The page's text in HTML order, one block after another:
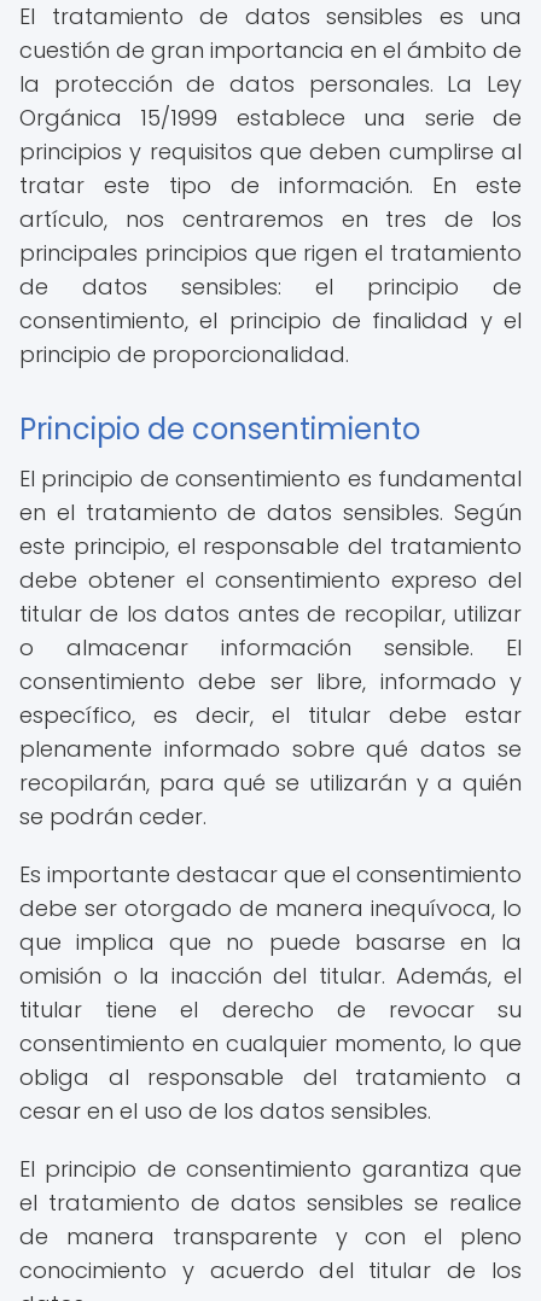
El tratamiento de datos sensibles es una
cuestión de gran importancia en el ámbito de
la protección de datos personales. La Ley
Orgánica 15/1999 establece una serie de
principios y requisitos que deben cumplirse al
tratar este tipo de información. En este
artículo, nos centraremos en tres de los
principales principios que rigen el tratamiento
de datos sensibles: el principio de
consentimiento, el principio de finalidad y el
principio de proporcionalidad.
Principio de consentimiento
El principio de consentimiento es fundamental
en el tratamiento de datos sensibles. Según
este principio, el responsable del tratamiento
debe obtener el consentimiento expreso del
titular de los datos antes de recopilar, utilizar
o almacenar información sensible. El
consentimiento debe ser libre, informado y
específico, es decir, el titular debe estar
plenamente informado sobre qué datos se
recopilarán, para qué se utilizarán y a quién
se podrán ceder.
Es importante destacar que el consentimiento
debe ser otorgado de manera inequívoca, lo
que implica que no puede basarse en la
omisión o la inacción del titular. Además, el
titular tiene el derecho de revocar su
consentimiento en cualquier momento, lo que
obliga al responsable del tratamiento a
cesar en el uso de los datos sensibles.
El principio de consentimiento garantiza que
el tratamiento de datos sensibles se realice
de manera transparente y con el pleno
conocimiento y acuerdo del titular de los